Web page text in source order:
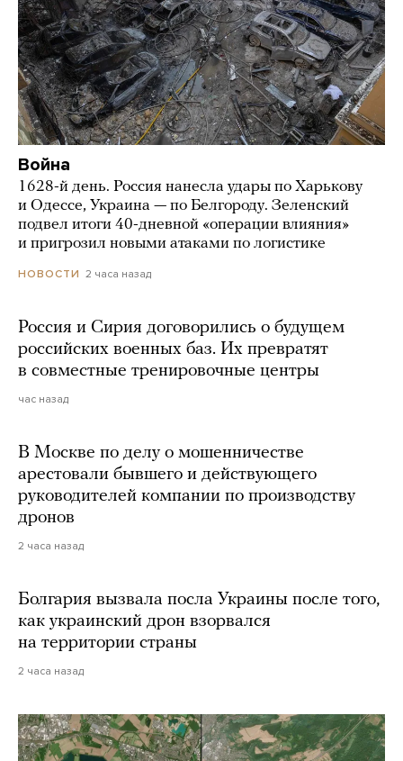
Война
1628-й день. Россия нанесла удары по Харькову
и Одессе, Украина — по Белгороду. Зеленский
подвел итоги 40-дневной «операции влияния»
и пригрозил новыми атаками по логистике
НОВОСТИ 2 часа назад
Россия и Сирия договорились о будущем
российских военных баз. Их превратят
в совместные тренировочные центры
час назад
В Москве по делу о мошенничестве
арестовали бывшего и действующего
руководителей компании по производству
дронов
2 часа назад
Болгария вызвала посла Украины после того,
как украинский дрон взорвался
на территории страны
2 часа назад